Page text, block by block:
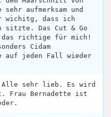
aufmerksam und
wichitg, dass ich
sitzte. Das Cut & Go
das richtige für mich!
Cidam
auf jeden Fall wieder
Alle sehr lieb. Es wird
Frau Bernadette ist